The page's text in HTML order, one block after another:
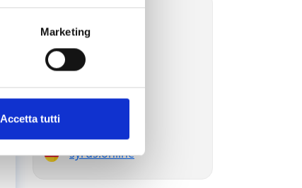
Marketing
Accetta tutti
syrus.today
syrus.dev
syrus.es
syrus.com.br
syrus.jp
syrus.ae
syrus.online